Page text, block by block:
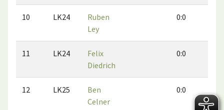
10 LK24
Ruben
Ley
0:0
11 LK24
Felix
Diedrich
0:0
12 LK25
Ben
Celner
0:0